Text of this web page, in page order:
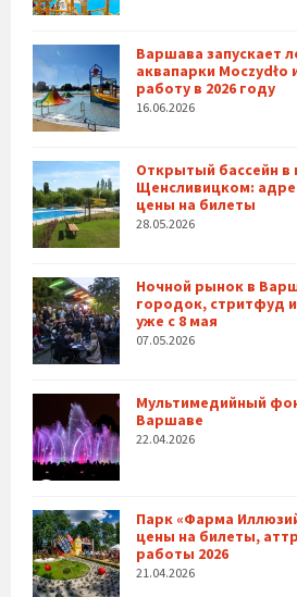
Варшава запускает
аквапарки
работу в 2026 году
16.06.2026
Открытый бассейн в
Щенсливицком:
цены на билеты
28.05.2026
Ночной рынок в
городок, стритфуд
уже с 8 мая
07.05.2026
Мультимедийный
Варшаве
22.04.2026
Парк «Фарма
цены на билеты,
работы 2026
21.04.2026